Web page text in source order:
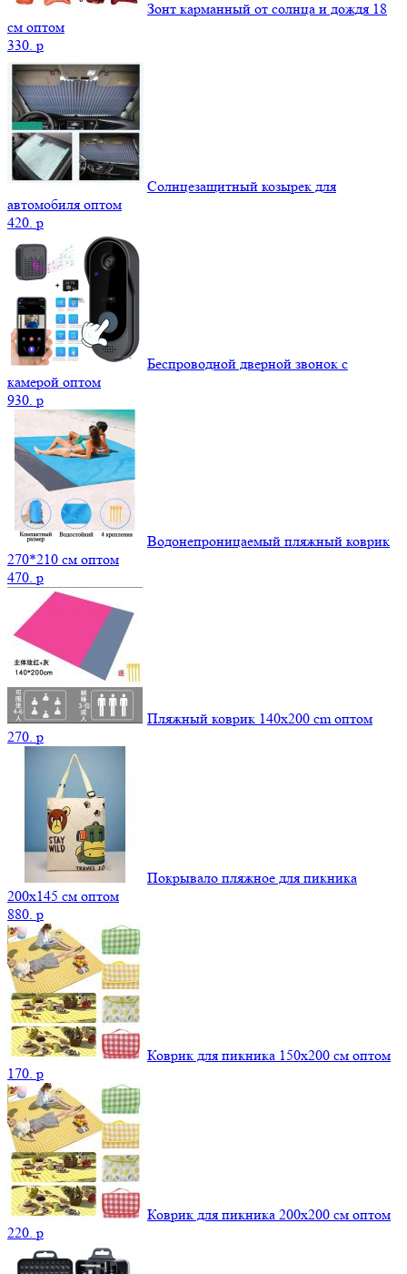
Зонт карманный от солнца и дождя 18
см оптом
330. p
Солнцезащитный козырек для
автомобиля оптом
420. p
Беспроводной дверной звонок с
камерой оптом
930. p
Водонепроницаемый пляжный коврик
270*210 см оптом
470. p
Пляжный коврик 140х200 cm оптом
270. p
Покрывало пляжное для пикника
200х145 см оптом
880. p
Коврик для пикника 150х200 см оптом
170. p
Коврик для пикника 200х200 см оптом
220. p